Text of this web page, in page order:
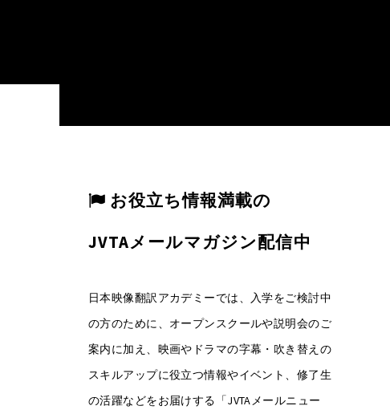
お役立ち情報満載の
JVTAメールマガジン配信中
日本映像翻訳アカデミーでは、入学をご検討中
の方のために、オープンスクールや説明会のご
案内に加え、映画やドラマの字幕・吹き替えの
スキルアップに役立つ情報やイベント、修了生
の活躍などをお届けする「JVTAメールニュー